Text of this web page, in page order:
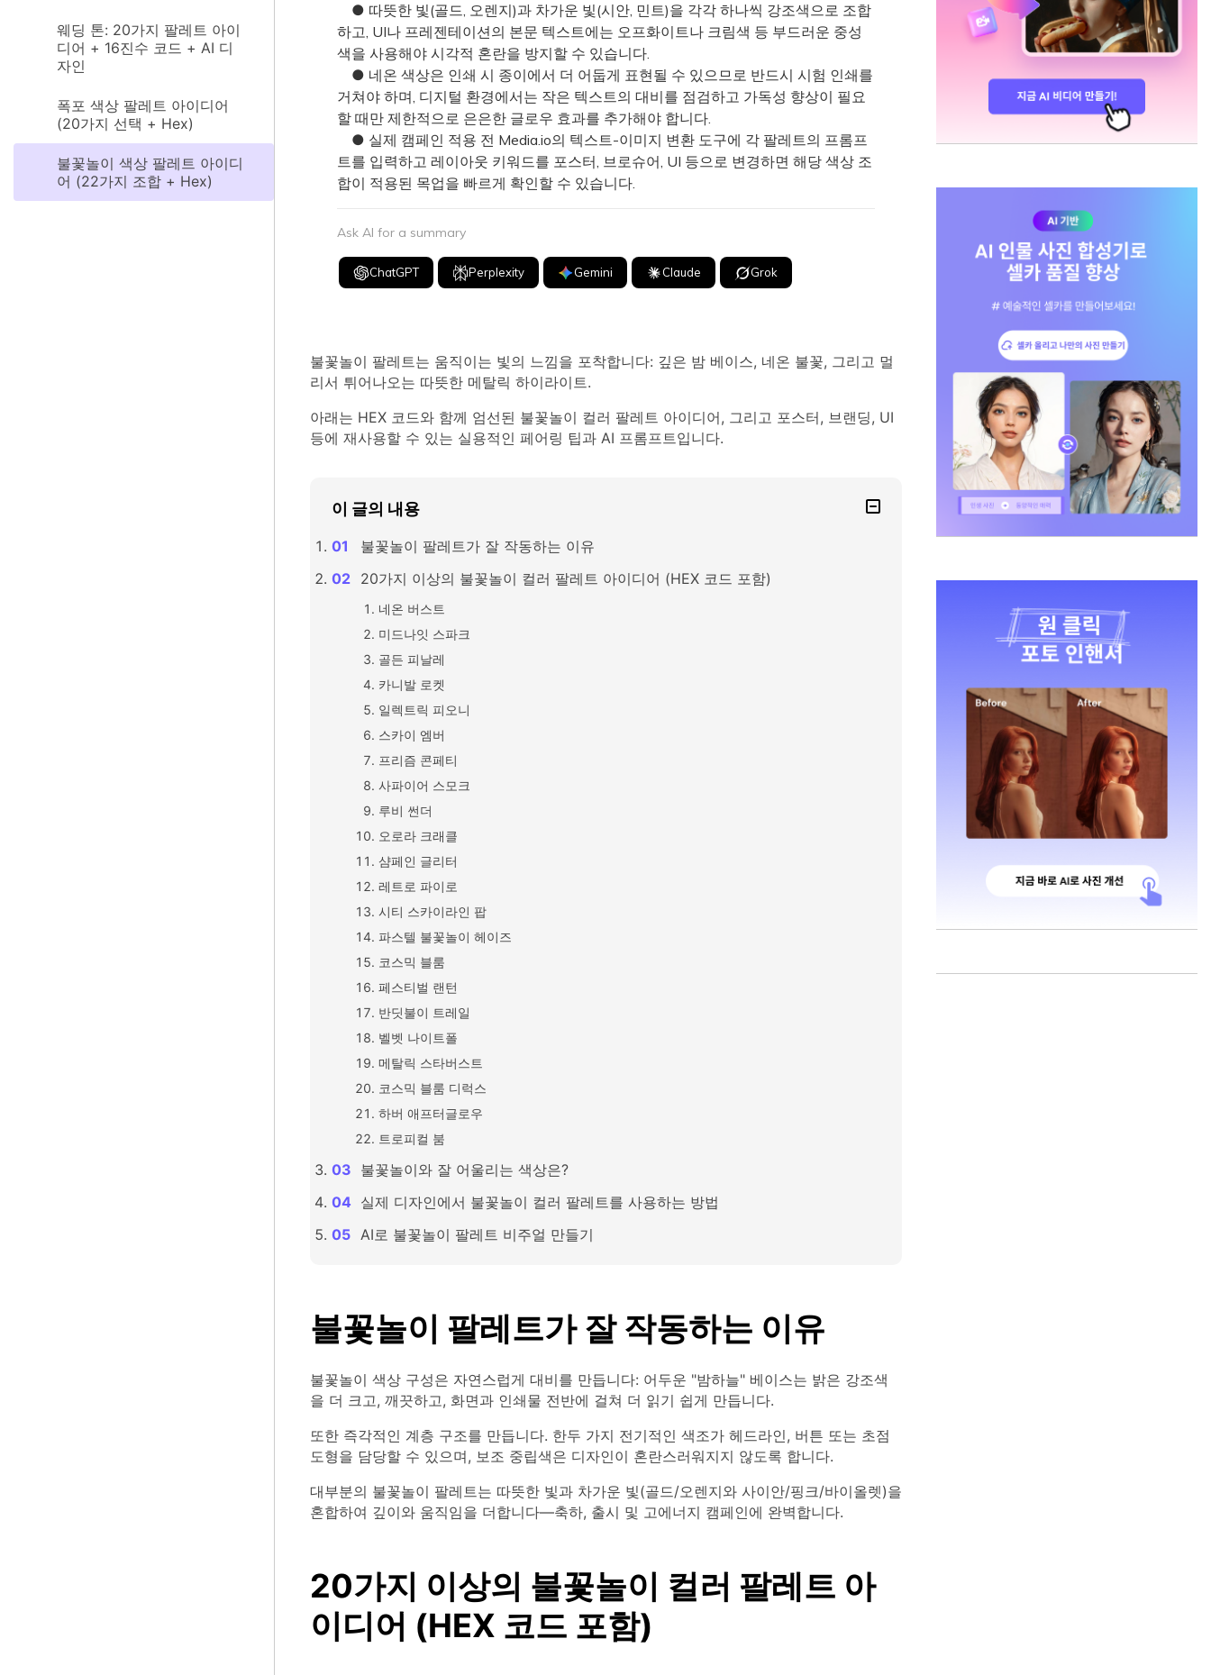
웨딩 톤: 20가지 팔레트 아이
디어 + 16진수 코드 + AI 디
자인
폭포 색상 팔레트 아이디어
(20가지 선택 + Hex)
불꽃놀이 색상 팔레트 아이디
어 (22가지 조합 + Hex)
● 따뜻한 빛(골드, 오렌지)과 차가운 빛(시안, 민트)을 각각 하나씩 강조색으로 조합
하고, UI나 프레젠테이션의 본문 텍스트에는 오프화이트나 크림색 등 부드러운 중성
색을 사용해야 시각적 혼란을 방지할 수 있습니다.
● 네온 색상은 인쇄 시 종이에서 더 어둡게 표현될 수 있으므로 반드시 시험 인쇄를
거쳐야 하며, 디지털 환경에서는 작은 텍스트의 대비를 점검하고 가독성 향상이 필요
할 때만 제한적으로 은은한 글로우 효과를 추가해야 합니다.
● 실제 캠페인 적용 전 Media.io의 텍스트-이미지 변환 도구에 각 팔레트의 프롬프
트를 입력하고 레이아웃 키워드를 포스터, 브로슈어, UI 등으로 변경하면 해당 색상 조
합이 적용된 목업을 빠르게 확인할 수 있습니다.
Ask AI for a summary
ChatGPT Perplexity Gemini Claude Grok
불꽃놀이 팔레트는 움직이는 빛의 느낌을 포착합니다: 깊은 밤 베이스, 네온 불꽃, 그리고 멀
리서 튀어나오는 따뜻한 메탈릭 하이라이트.
아래는 HEX 코드와 함께 엄선된 불꽃놀이 컬러 팔레트 아이디어, 그리고 포스터, 브랜딩, UI
등에 재사용할 수 있는 실용적인 페어링 팁과 AI 프롬프트입니다.
이 글의 내용
불꽃놀이 팔레트가 잘 작동하는 이유
20가지 이상의 불꽃놀이 컬러 팔레트 아이디어 (HEX 코드 포함)
네온 버스트
미드나잇 스파크
골든 피날레
카니발 로켓
일렉트릭 피오니
스카이 엠버
프리즘 콘페티
사파이어 스모크
루비 썬더
오로라 크래클
샴페인 글리터
레트로 파이로
시티 스카이라인 팝
파스텔 불꽃놀이 헤이즈
코스믹 블룸
페스티벌 랜턴
반딧불이 트레일
벨벳 나이트폴
메탈릭 스타버스트
코스믹 블룸 디럭스
하버 애프터글로우
트로피컬 붐
불꽃놀이와 잘 어울리는 색상은?
실제 디자인에서 불꽃놀이 컬러 팔레트를 사용하는 방법
AI로 불꽃놀이 팔레트 비주얼 만들기
불꽃놀이 팔레트가 잘 작동하는 이유
불꽃놀이 색상 구성은 자연스럽게 대비를 만듭니다: 어두운 "밤하늘" 베이스는 밝은 강조색
을 더 크고, 깨끗하고, 화면과 인쇄물 전반에 걸쳐 더 읽기 쉽게 만듭니다.
또한 즉각적인 계층 구조를 만듭니다. 한두 가지 전기적인 색조가 헤드라인, 버튼 또는 초점
도형을 담당할 수 있으며, 보조 중립색은 디자인이 혼란스러워지지 않도록 합니다.
대부분의 불꽃놀이 팔레트는 따뜻한 빛과 차가운 빛(골드/오렌지와 사이안/핑크/바이올렛)을
혼합하여 깊이와 움직임을 더합니다—축하, 출시 및 고에너지 캠페인에 완벽합니다.
20가지 이상의 불꽃놀이 컬러 팔레트 아
이디어 (HEX 코드 포함)